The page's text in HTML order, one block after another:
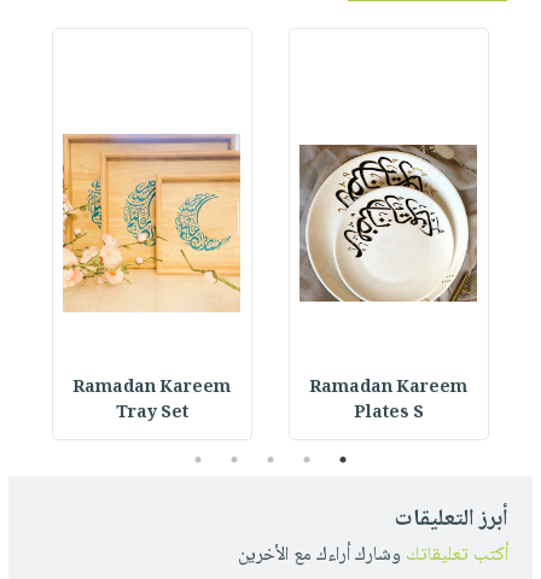
Ramadan Kareem
Plates S
Ramadan Kareem
Tray Set
1
2
3
4
5
أبرز التعليقات
أكتب تعليقاتك وشارك أراءك مع الأخرين